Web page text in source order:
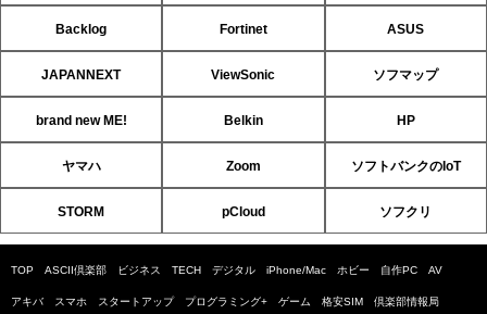
Backlog Fortinet ASUS
JAPANNEXT ViewSonic ソフマップ
brand new ME! Belkin HP
ヤマハ Zoom ソフトバンクのIoT
STORM pCloud ソフクリ
TOP ASCII倶楽部 ビジネス TECH デジタル iPhone/Mac ホビー 自作PC AV
アキバ スマホ スタートアップ プログラミング+ ゲーム 格安SIM 倶楽部情報局